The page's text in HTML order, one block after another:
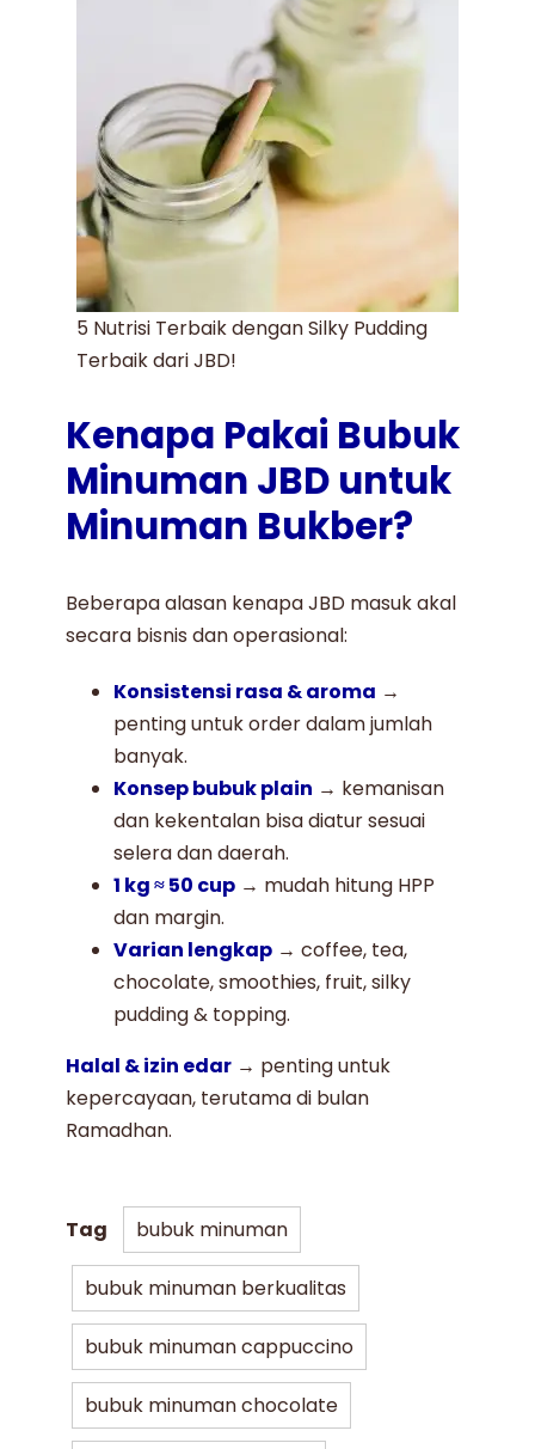
5 Nutrisi Terbaik dengan Silky Pudding
Terbaik dari JBD!
Kenapa Pakai Bubuk
Minuman JBD untuk
Minuman Bukber?
Beberapa alasan kenapa JBD masuk akal
secara bisnis dan operasional:
Konsistensi rasa & aroma →
penting untuk order dalam jumlah
banyak.
Konsep bubuk plain → kemanisan
dan kekentalan bisa diatur sesuai
selera dan daerah.
1 kg ≈ 50 cup → mudah hitung HPP
dan margin.
Varian lengkap → coffee, tea,
chocolate, smoothies, fruit, silky
pudding & topping.
Halal & izin edar → penting untuk
kepercayaan, terutama di bulan
Ramadhan.
Tag bubuk minuman
bubuk minuman berkualitas
bubuk minuman cappuccino
bubuk minuman chocolate